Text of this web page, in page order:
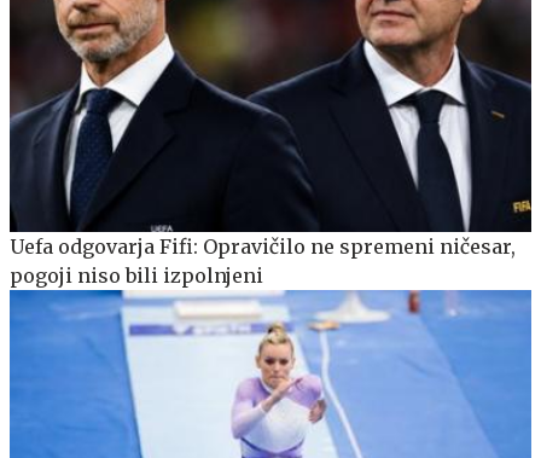
Uefa odgovarja Fifi: Opravičilo ne spremeni ničesar,
pogoji niso bili izpolnjeni